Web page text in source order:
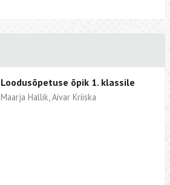
Loodusõpetuse õpik 1. klassile
Maarja Hallik, Aivar Kriiska